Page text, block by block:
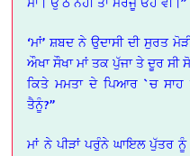
‘ਮਾਂ’ ਸ਼ਬਦ ਨੇ ਉਦਾਸੀ ਦੀ ਸੁਰਤ
ਔਖਾ ਸੌਖਾ ਮਾਂ ਤਕ ਪੁੱਜਾ ਤੇ ਦੂਰ
ਕਿਤੇ ਮਮਤਾ ਦੇ ਪਿਆਰ `ਚ ਸਾਹ
ਤੈਨੂੰ?”
ਮਾਂ ਨੇ ਪੀੜਾਂ ਪਰੁੰਨੇ ਘਾਇਲ ਪੁੱਤਰ